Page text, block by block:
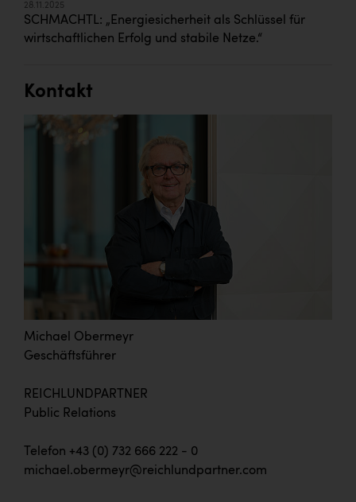
28.11.2025
SCHMACHTL: „Energiesicherheit als Schlüssel für
wirtschaftlichen Erfolg und stabile Netze.“
Kontakt
Michael Obermeyr
Geschäftsführer
REICHLUNDPARTNER
Public Relations
Telefon +43 (0) 732 666 222 - 0
michael.obermeyr@reichlundpartner.com